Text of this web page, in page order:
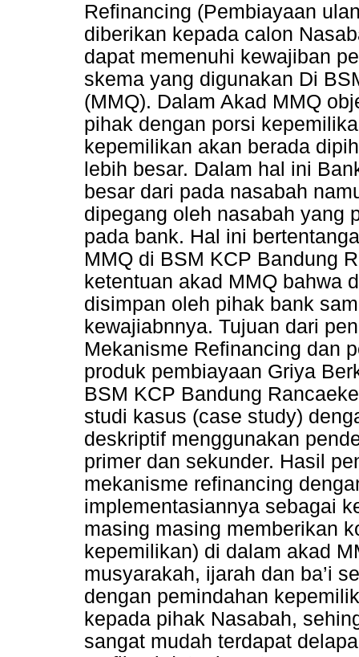
Refinancing (Pembiayaan
diberikan kepada calon
dapat memenuhi kewajiban
skema yang digunakan Di
(MMQ). Dalam Akad MMQ
pihak dengan porsi
kepemilikan akan berada
lebih besar. Dalam hal ini
besar dari pada nasabah
dipegang oleh nasabah yang
pada bank. Hal ini
MMQ di BSM KCP Bandung
ketentuan akad MMQ bahwa
disimpan oleh pihak bank
kewajiabnnya. Tujuan dari
Mekanisme Refinancing dan
produk pembiayaan Griya
BSM KCP Bandung
studi kasus (case study)
deskriptif menggunakan
primer dan sekunder. Hasil
mekanisme refinancing
implementasiannya sebagai
masing masing memberikan
kepemilikan) di dalam akad
musyarakah, ijarah dan ba’i
dengan pemindahan
kepada pihak Nasabah,
sangat mudah terdapat